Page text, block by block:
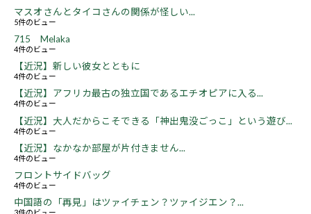
マスオさんとタイコさんの関係が怪しい...
5件のビュー
715 Melaka
4件のビュー
【近況】新しい彼女とともに
4件のビュー
【近況】アフリカ最古の独立国であるエチオピアに入る...
4件のビュー
【近況】大人だからこそできる「神出鬼没ごっこ」という遊び...
4件のビュー
【近況】なかなか部屋が片付きません...
4件のビュー
フロントサイドバッグ
4件のビュー
中国語の「再見」はツァイチェン？ツァイジエン？...
3件のビュー